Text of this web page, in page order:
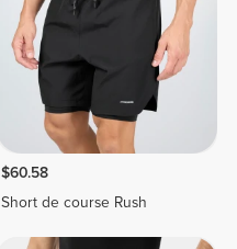
$60.58
Short de course Rush